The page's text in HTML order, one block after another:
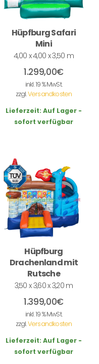
Hüpfburg Safari
Mini
4,00 x 4,00 x 3,50 m
1.299,00€
inkl. 19 % MwSt.
zzgl.Versandkosten
Lieferzeit: Auf Lager -
sofort verfügbar
Hüpfburg
Drachenland mit
Rutsche
3,50 x 3,60 x 3,20 m
1.399,00€
inkl. 19 % MwSt.
zzgl.Versandkosten
Lieferzeit: Auf Lager -
sofort verfügbar